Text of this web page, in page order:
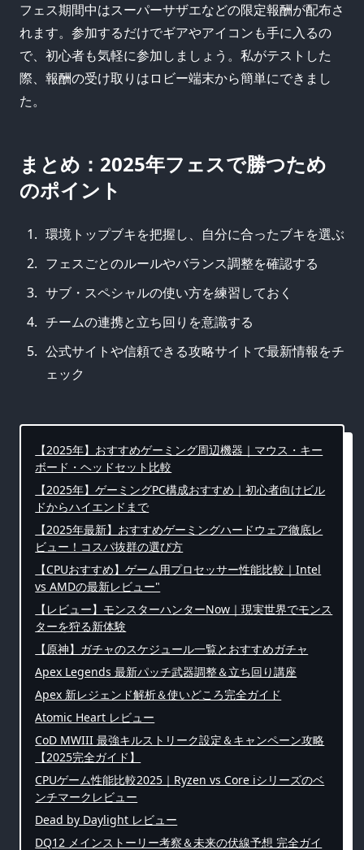
フェス期間中はスーパーサザエなどの限定報酬が配布さ
れます。参加するだけでギアやアイコンも手に入るの
で、初心者も気軽に参加しましょう。私がテストした
際、報酬の受け取りはロビー端末から簡単にできまし
た。
まとめ：2025年フェスで勝つため
のポイント
環境トップブキを把握し、自分に合ったブキを選ぶ
フェスごとのルールやバランス調整を確認する
サブ・スペシャルの使い方を練習しておく
チームの連携と立ち回りを意識する
公式サイトや信頼できる攻略サイトで最新情報をチ
ェック
【2025年】おすすめゲーミング周辺機器｜マウス・キー
ボード・ヘッドセット比較
【2025年】ゲーミングPC構成おすすめ｜初心者向けビル
ドからハイエンドまで
【2025年最新】おすすめゲーミングハードウェア徹底レ
ビュー！コスパ抜群の選び方
【CPUおすすめ】ゲーム用プロセッサー性能比較｜Intel
vs AMDの最新レビュー"
【レビュー】モンスターハンターNow｜現実世界でモンス
ターを狩る新体験
【原神】ガチャのスケジュール一覧とおすすめガチャ
Apex Legends 最新パッチ武器調整＆立ち回り講座
Apex 新レジェンド解析＆使いどころ完全ガイド
Atomic Heart レビュー
CoD MWIII 最強キルストリーク設定＆キャンペーン攻略
【2025完全ガイド】
CPUゲーム性能比較2025｜Ryzen vs Core iシリーズのベ
ンチマークレビュー
Dead by Daylight レビュー
DQ12 メインストーリー考察＆未来の伏線予想 完全ガイ